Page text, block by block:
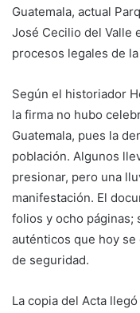
Guatemala, actual
José Cecilio del Valle
procesos legales de
Según el historiador
la firma no hubo
Guatemala, pues la
población. Algunos
presionar, pero una
manifestación. El
folios y ocho páginas;
auténticos que hoy
de seguridad.
La copia del Acta